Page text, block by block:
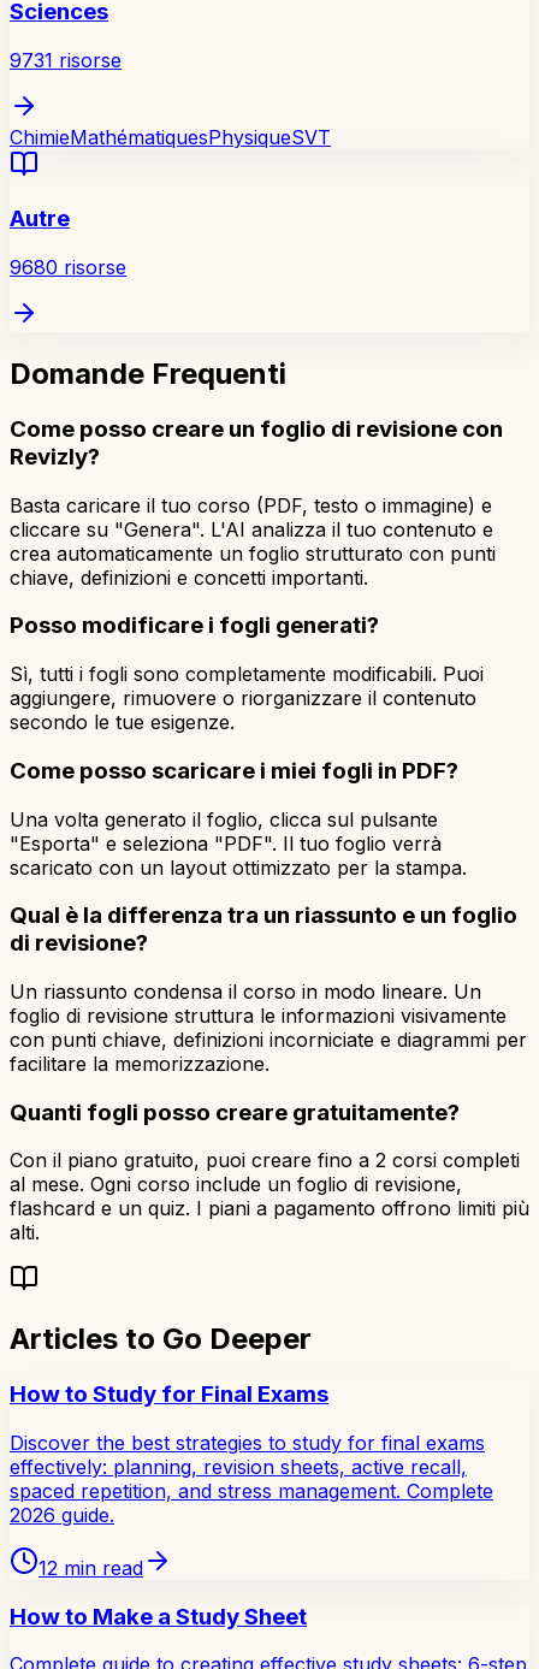
Sciences
9731 risorse
ChimieMathématiquesPhysiqueSVT
Autre
9680 risorse
Domande Frequenti
Come posso creare un foglio di revisione con
Revizly?
Basta caricare il tuo corso (PDF, testo o immagine) e
cliccare su "Genera". L'AI analizza il tuo contenuto e
crea automaticamente un foglio strutturato con punti
chiave, definizioni e concetti importanti.
Posso modificare i fogli generati?
Sì, tutti i fogli sono completamente modificabili. Puoi
aggiungere, rimuovere o riorganizzare il contenuto
secondo le tue esigenze.
Come posso scaricare i miei fogli in PDF?
Una volta generato il foglio, clicca sul pulsante
"Esporta" e seleziona "PDF". Il tuo foglio verrà
scaricato con un layout ottimizzato per la stampa.
Qual è la differenza tra un riassunto e un foglio
di revisione?
Un riassunto condensa il corso in modo lineare. Un
foglio di revisione struttura le informazioni visivamente
con punti chiave, definizioni incorniciate e diagrammi per
facilitare la memorizzazione.
Quanti fogli posso creare gratuitamente?
Con il piano gratuito, puoi creare fino a 2 corsi completi
al mese. Ogni corso include un foglio di revisione,
flashcard e un quiz. I piani a pagamento offrono limiti più
alti.
Articles to Go Deeper
How to Study for Final Exams
Discover the best strategies to study for final exams
effectively: planning, revision sheets, active recall,
spaced repetition, and stress management. Complete
2026 guide.
12 min read
How to Make a Study Sheet